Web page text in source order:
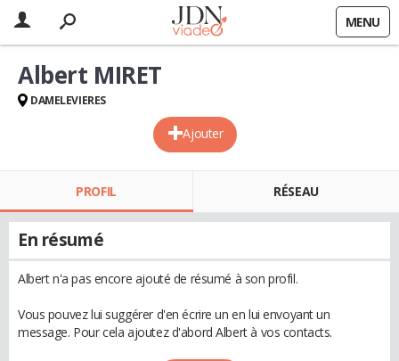
MENU
Ajouter
Albert MIRET
DAMELEVIERES
PROFIL RÉSEAU
En résumé
Albert n'a pas encore ajouté de résumé à son profil.
Vous pouvez lui suggérer d'en écrire un en lui envoyant un
message. Pour cela ajoutez d'abord Albert à vos contacts.